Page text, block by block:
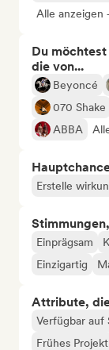
Alle anzeigen
Du
die von...
Beyoncé
070 Shake
ABBA
Erstelle
Einprägsam
Einzigartig
Attribute,
Verfügbar auf
Frühes Projekt